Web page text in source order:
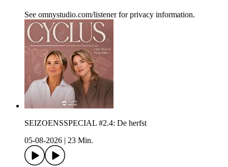
See omnystudio.com/listener for privacy information.
SEIZOENSSPECIAL #2.4: De herfst
05-08-2026
23 Min.